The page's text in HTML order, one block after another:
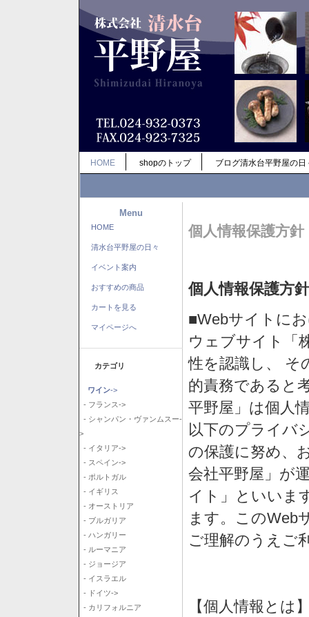
HOME shopのトップ ブログ清水台平野屋の日
Menu
HOME
清水台平野屋の日々
イベント案内
おすすめの商品
カートを見る
マイページへ
カテゴリ
ワイン->
- フランス->
- シャンパン・ヴァンムスー-
>
- イタリア->
- スペイン->
- ポルトガル
- イギリス
- オーストリア
- ブルガリア
- ハンガリー
- ルーマニア
- ジョージア
- イスラエル
- ドイツ->
- カリフォルニア
個人情報保護方針
個人情報保護方針
■Webサイトに
ウェブサイト「
性を認識し、 そ
的責務であると
平野屋」は個人
以下のプライバ
の保護に努め、
会社平野屋」が
イト」といいま
ます。このWeb
ご理解のうえご
【個人情報とは